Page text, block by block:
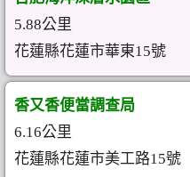
5.88公里
花蓮縣花蓮市華東15號
香又香便當調查局
6.16公里
花蓮縣花蓮市美工路15號